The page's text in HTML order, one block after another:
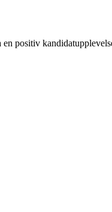
positiv